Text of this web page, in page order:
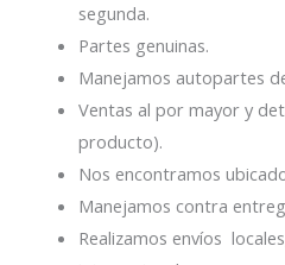
segunda.
Partes genuinas.
Manejamos autopartes
Ventas al por mayor y
producto).
Nos encontramos
Manejamos contra
Realizamos envíos